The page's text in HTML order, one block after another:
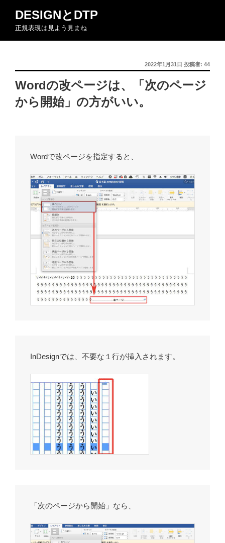
ン
DESIGNとDTP
正規表現は見よう見まね
投
稿
日:
2022年1月31日 投稿者: 44
Wordの改ページは、「次のページ
から開始」の方がいい。
Wordで改ページを指定すると、
InDesignでは、不要な１行が挿入されます。
「次のページから開始」なら、